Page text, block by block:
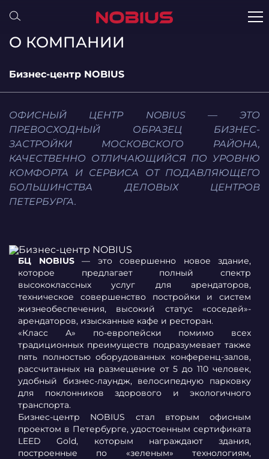
О КОМПАНИИ
Бизнес-центр NOBIUS
ОФИСНЫЙ ЦЕНТР NOBIUS — ЭТО
ПРЕВОСХОДНЫЙ ОБРАЗЕЦ БИЗНЕС-
ЗАСТРОЙКИ МОСКОВСКОГО РАЙОНА,
КАЧЕСТВЕННО ОТЛИЧАЮЩИЙСЯ ПО УРОВНЮ
КОМФОРТА И СЕРВИСА ОТ ПОДАВЛЯЮЩЕГО
БОЛЬШИНСТВА ДЕЛОВЫХ ЦЕНТРОВ
ПЕТЕРБУРГА.
БЦ NOBIUS— это совершенно новое здание,
которое предлагает полный спектр
высококлассных услуг для арендаторов,
техническое совершенство постройки и систем
жизнеобеспечения, высокий статус «соседей»-
арендаторов, изысканные кафе и ресторан.
«Класс А» по-европейски помимо всех
традиционных преимуществ подразумевает также
пять полностью оборудованных конференц-залов,
рассчитанных на размещение от 5 до 110 человек,
удобный бизнес-лаундж, велосипедную парковку
для поклонников здорового и экологичного
транспорта.
Бизнес-центр NOBIUS стал вторым офисным
проектом в Петербурге, удостоенным сертификата
LEED Gold, которым награждают здания,
построенные по «зеленым» технологиям,